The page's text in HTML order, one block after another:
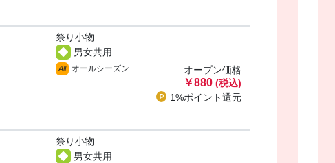
祭り小物
男女共用
All オールシーズン オープン価格
￥880 (税込)
1%ポイント還元
祭り小物
男女共用